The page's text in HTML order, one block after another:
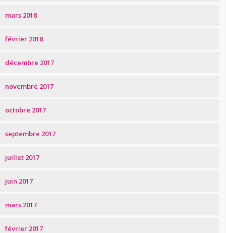
mars 2018
février 2018
décembre 2017
novembre 2017
octobre 2017
septembre 2017
juillet 2017
juin 2017
mars 2017
février 2017